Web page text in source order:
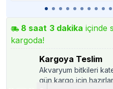
8 saat 3 dakika içinde
kargoda!
Kargoya Teslim
Akvaryum bitkileri
gün kargo için